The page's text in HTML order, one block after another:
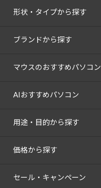
形状・タイプから探す
ブランドから探す
マウスのおすすめパソコン
AIおすすめパソコン
用途・目的から探す
価格から探す
セール・キャンペーン